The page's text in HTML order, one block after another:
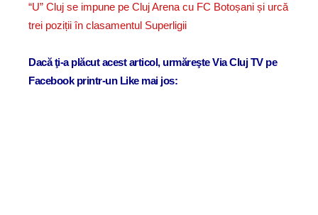
“U” Cluj se impune pe Cluj Arena cu FC Botoșani și urcă
trei poziții în clasamentul Superligii
Dacă ţi-a plăcut acest articol, urmăreşte Via Cluj TV pe
Facebook printr-un Like mai jos: